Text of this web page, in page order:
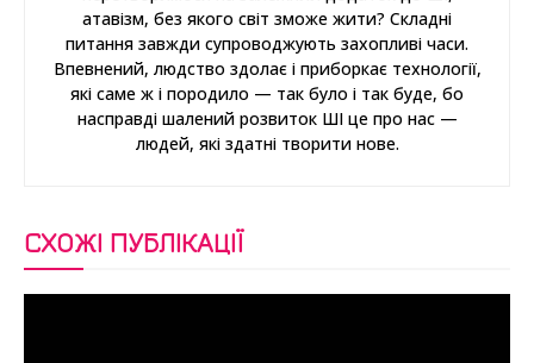
атавізм, без якого світ зможе жити? Складні
питання завжди супроводжують захопливі часи.
Впевнений, людство здолає і приборкає технології,
які саме ж і породило — так було і так буде, бо
насправді шалений розвиток ШІ це про нас —
людей, які здатні творити нове.
СХОЖІ ПУБЛІКАЦІЇ